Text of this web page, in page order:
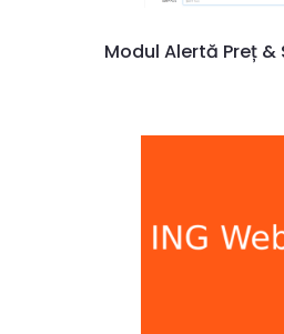
Modul Alertă Preț &